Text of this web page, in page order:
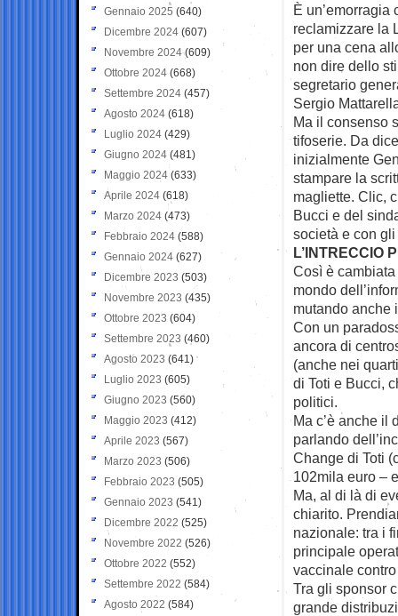
È
reclamizzare la
per una cena
non dire dello
segretario
Sergio
Ma il consenso
tifoserie. Da
inizialmente
stampare la
magliette. Clic,
Bucci e del
società e con
L’INTRECCIO
Così è
mondo
mutando anche
Con un
ancora di
(anche nei
di Toti e Bucci,
politici.
Ma c’è anche il
parlando
Change di Toti
102mila euro –
Ma, al di là di
chiarito.
nazionale: tra i
principale
vaccinale
Tra gli sponsor
grande
Gennaio 2025 (640)
Dicembre 2024 (607)
Novembre 2024(609)
Ottobre 2024 (668)
Settembre 2024 (457)
Agosto 2024 (618)
Luglio 2024 (429)
Giugno 2024 (481)
Maggio 2024 (633)
Aprile 2024 (618)
Marzo 2024 (473)
Febbraio 2024 (588)
Gennaio 2024 (627)
Dicembre 2023 (503)
Novembre 2023 (435)
Ottobre 2023 (604)
Settembre 2023 (460)
Agosto 2023 (641)
Luglio 2023 (605)
Giugno 2023 (560)
Maggio 2023 (412)
Aprile 2023 (567)
Marzo 2023 (506)
Febbraio 2023 (505)
Gennaio 2023 (541)
Dicembre 2022 (525)
Novembre 2022 (526)
Ottobre 2022 (552)
Settembre 2022 (584)
Agosto 2022 (584)